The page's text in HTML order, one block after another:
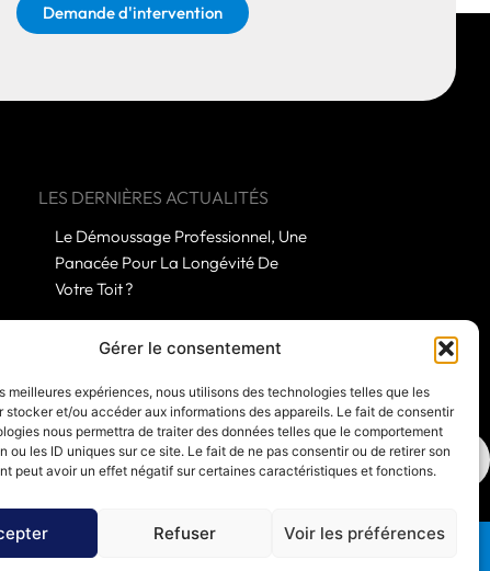
Gérer le consentement
meilleures expériences, nous utilisons des technologies telles que les
stocker et/ou accéder aux informations des appareils. Le fait de consentir
nous permettra de traiter des données telles que le comportement
ou les ID uniques sur ce site. Le fait de ne pas consentir ou de retirer son
peut avoir un effet négatif sur certaines caractéristiques et fonctions.
Refuser Voir les préférences
Demande d'intervention
LES DERNIÈRES ACTUALITÉS
Le Démoussage Professionnel, Une
Panacée Pour La Longévité De
Votre Toit ?
Quelles Subtilités Distingue Un
Prestation Experte ?